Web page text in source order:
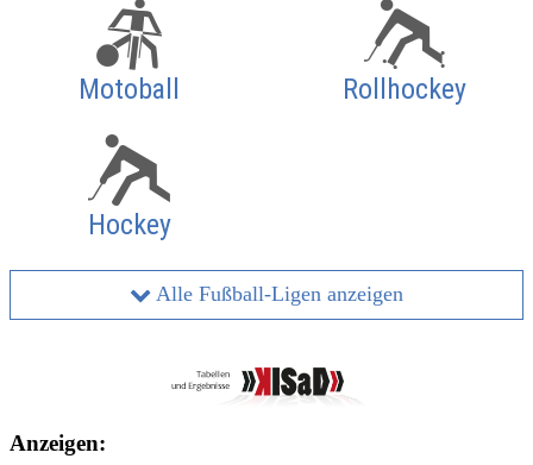
Motoball Rollhockey
Hockey
Alle Fußball-Ligen anzeigen
Anzeigen: